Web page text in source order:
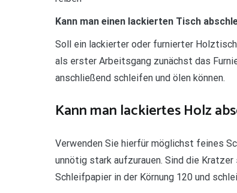
Kann man einen lackierten Tisch
Soll ein lackierter oder furnierter
als erster Arbeitsgang zunächst das
anschließend schleifen und ölen können.
Kann man lackiertes Holz
Verwenden Sie hierfür möglichst feines
unnötig stark aufzurauen. Sind die
Schleifpapier in der Körnung 120 und